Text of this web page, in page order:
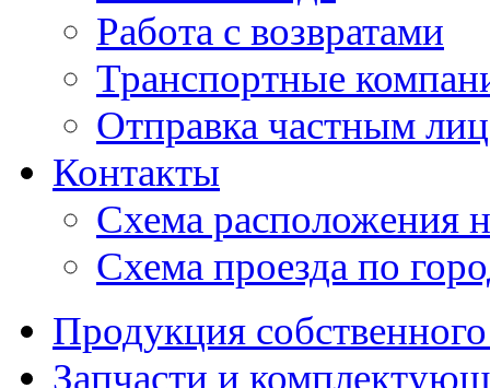
Работа с возвратами
Транспортные
Отправка частным
Контакты
Схема расположения
Схема проезда по
Продукция
Запчасти и